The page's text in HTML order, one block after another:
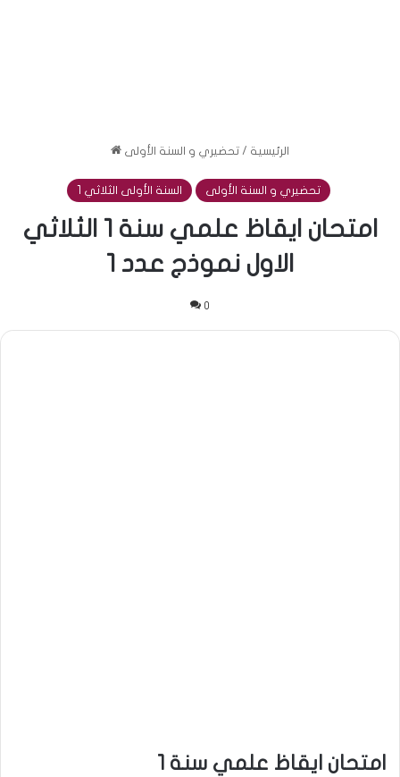
الرئيسية / تحضيري و السنة الأولى
السنة الأولى الثلاثي 1 تحضيري و السنة الأولى
امتحان ايقاظ علمي سنة 1 الثلاثي
الاول نموذج عدد 1
0
امتحان ايقاظ علمي سنة 1